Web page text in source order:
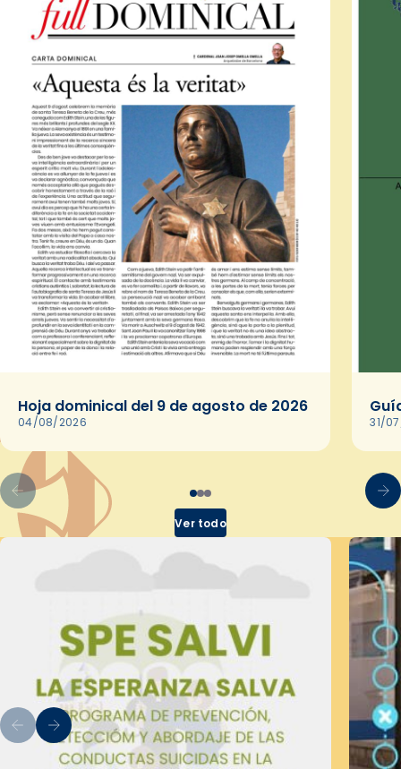
Hoja dominical del 9 de agosto de 2026
04/08/2026 31/
Ver todo